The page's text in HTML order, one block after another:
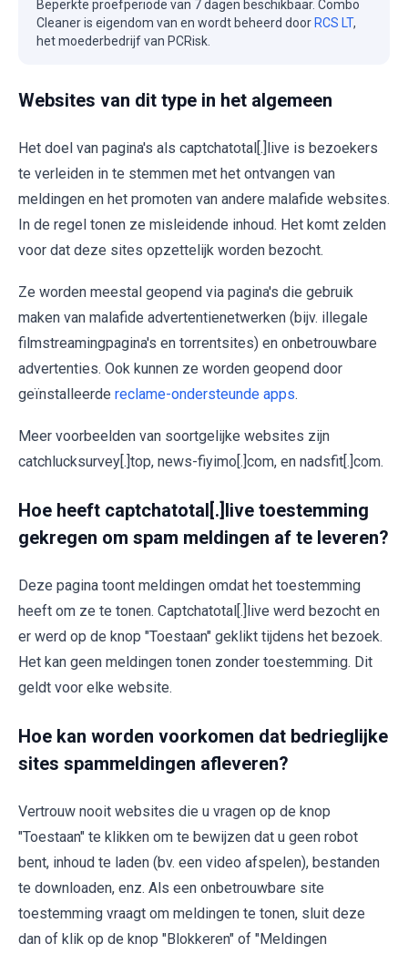
Beperkte proefperiode van 7 dagen beschikbaar. Combo
Cleaner is eigendom van en wordt beheerd door RCS LT,
het moederbedrijf van PCRisk.
Websites van dit type in het algemeen
Het doel van pagina's als captchatotal[.]live is bezoekers
te verleiden in te stemmen met het ontvangen van
meldingen en het promoten van andere malafide websites.
In de regel tonen ze misleidende inhoud. Het komt zelden
voor dat deze sites opzettelijk worden bezocht.
Ze worden meestal geopend via pagina's die gebruik
maken van malafide advertentienetwerken (bijv. illegale
filmstreamingpagina's en torrentsites) en onbetrouwbare
advertenties. Ook kunnen ze worden geopend door
geïnstalleerde reclame-ondersteunde apps.
Meer voorbeelden van soortgelijke websites zijn
catchlucksurvey[.]top, news-fiyimo[.]com, en nadsfit[.]com.
Hoe heeft captchatotal[.]live toestemming
gekregen om spam meldingen af te leveren?
Deze pagina toont meldingen omdat het toestemming
heeft om ze te tonen. Captchatotal[.]live werd bezocht en
er werd op de knop "Toestaan" geklikt tijdens het bezoek.
Het kan geen meldingen tonen zonder toestemming. Dit
geldt voor elke website.
Hoe kan worden voorkomen dat bedrieglijke
sites spammeldingen afleveren?
Vertrouw nooit websites die u vragen op de knop
"Toestaan" te klikken om te bewijzen dat u geen robot
bent, inhoud te laden (bv. een video afspelen), bestanden
te downloaden, enz. Als een onbetrouwbare site
toestemming vraagt om meldingen te tonen, sluit deze
dan of klik op de knop "Blokkeren" of "Meldingen